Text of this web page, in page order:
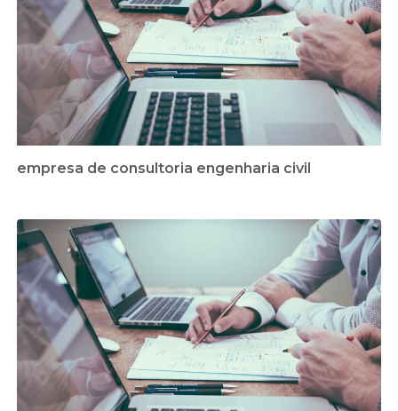
empresa de consultoria engenharia civil